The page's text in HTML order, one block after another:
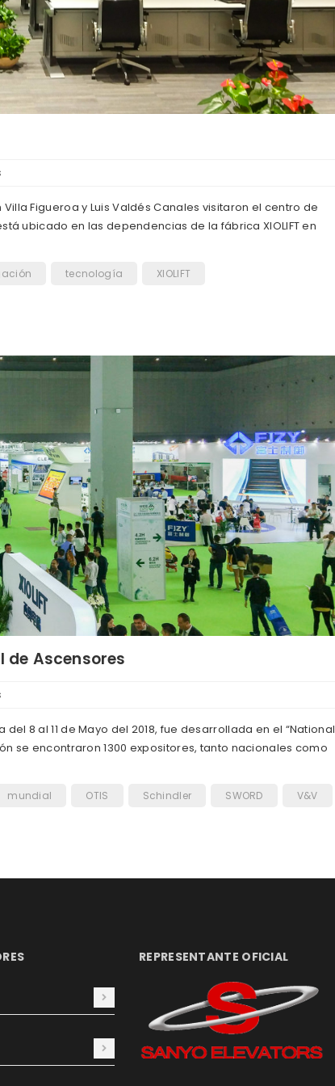
Figueroa y Luis Valdés Canales visitaron el centro de
ubicado en las dependencias de la fábrica XIOLIFT en
tecnología XIOLIFT
de Ascensores
del 8 al 11 de Mayo del 2018, fue desarrollada en el “National
se encontraron 1300 expositores, tanto nacionales como
mundial OTIS Schindler SWORD V&V
REPRESENTANTE OFICIAL